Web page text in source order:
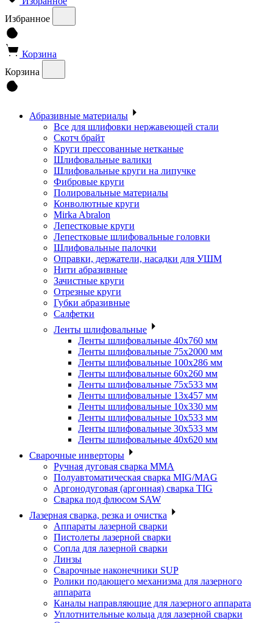
Избранное
Корзина
Корзина
Абразивные материалы
Все для шлифовки нержавеющей стали
Скотч брайт
Круги прессованные нетканые
Шлифовальные валики
Шлифовальные круги на липучке
Фибровые круги
Полировальные материалы
Конволютные круги
Mirka Abralon
Лепестковые круги
Лепестковые шлифовальные головки
Шлифовальные палочки
Оправки, держатели, насадки для УШМ
Нити абразивные
Зачистные круги
Отрезные круги
Губки абразивные
Салфетки
Ленты шлифовальные
Ленты шлифовальные 40х760 мм
Ленты шлифовальные 75х2000 мм
Ленты шлифовальные 100х286 мм
Ленты шлифовальные 60х260 мм
Ленты шлифовальные 75х533 мм
Ленты шлифовальные 13х457 мм
Ленты шлифовальные 10х330 мм
Ленты шлифовальные 10х533 мм
Ленты шлифовальные 30х533 мм
Ленты шлифовальные 40х620 мм
Сварочные инверторы
Ручная дуговая сварка MMA
Полуавтоматическая сварка MIG/MAG
Аргонодуговая (аргонная) сварка TIG
Сварка под флюсом SAW
Лазерная сварка, резка и очистка
Аппараты лазерной сварки
Пистолеты лазерной сварки
Сопла для лазерной сварки
Линзы
Сварочные наконечники SUP
Ролики подающего механизма для лазерного
аппарата
Каналы направляющие для лазерного аппарата
Уплотнительные кольца для лазерной сварки